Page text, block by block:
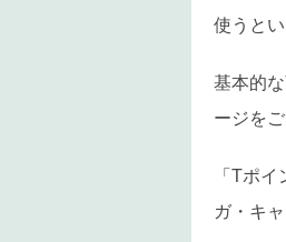
使うと
基本的
ージを
「Tポ
ガ・キ